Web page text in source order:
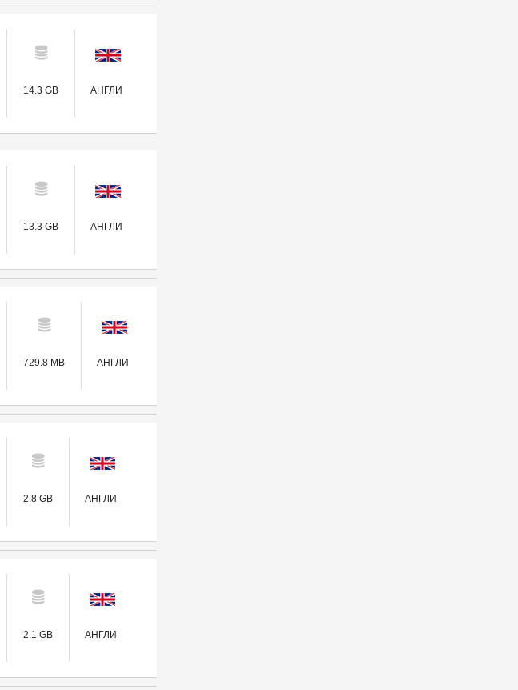
14.3 GB АНГЛИ
13.3 GB АНГЛИ
729.8 MB АНГЛИ
2.8 GB АНГЛИ
2.1 GB АНГЛИ